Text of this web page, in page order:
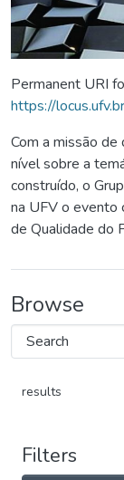
Permanent URI
https://
Com a missão
nível sobre a
construído, o
na UFV o evento
de Qualidade do
Browse
results
Filters